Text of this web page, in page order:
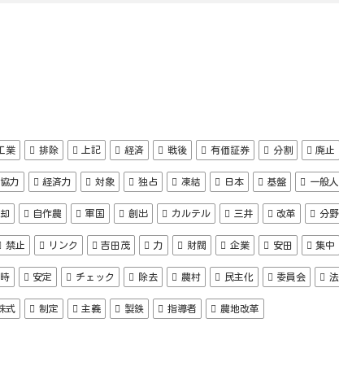
業 排除 上記 経済 戦後 有価証券 分割 廃止
協力 経済力 対象 独占 凍結 日本 基盤 一般人
自作農 軍国 創出 カルテル 三井 改革 分野
禁止 リンク 吉田茂 力 財閥 企業 安田 集中
時 安定 チェック 除去 農村 民主化 委員会
式 制定 主義 製鉄 指導者 農地改革